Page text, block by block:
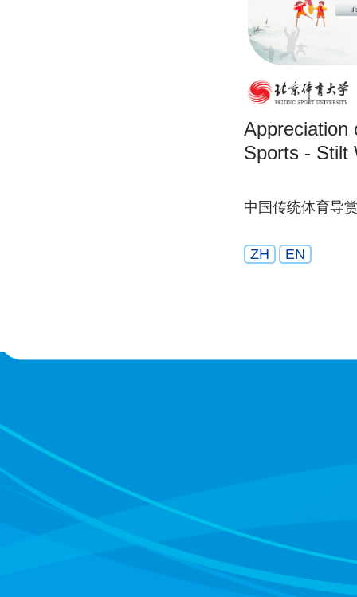
Appreciation
Sports - Stilt
中国传统体育导
ZH EN